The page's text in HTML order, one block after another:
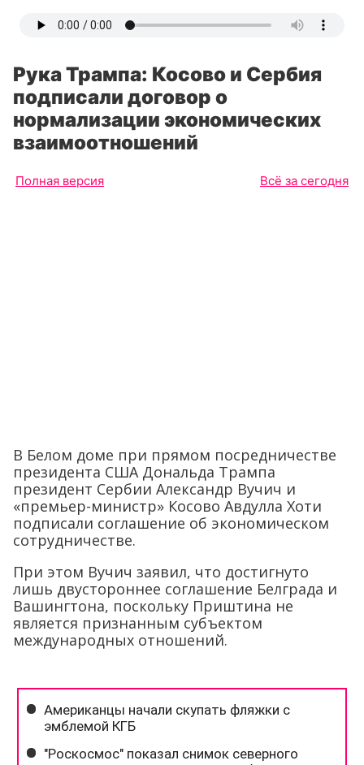
Рука Трампа: Косово и Сербия
подписали договор о
нормализации экономических
взаимоотношений
Полная версия Всё за сегодня
В Белом доме при прямом посредничестве
президента США Дональда Трампа
президент Сербии Александр Вучич и
«премьер-министр» Косово Авдулла Хоти
подписали соглашение об экономическом
сотрудничестве.
При этом Вучич заявил, что достигнуто
лишь двустороннее соглашение Белграда и
Вашингтона, поскольку Приштина не
является признанным субъектом
международных отношений.